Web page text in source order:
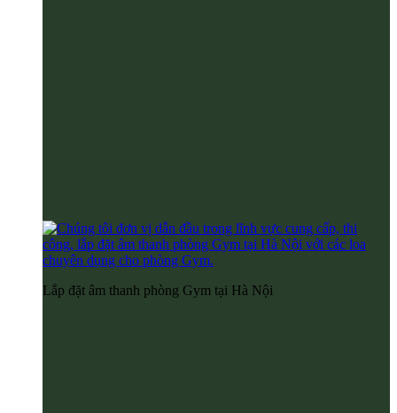
Lắp đặt âm thanh phòng Gym tại Hà Nội